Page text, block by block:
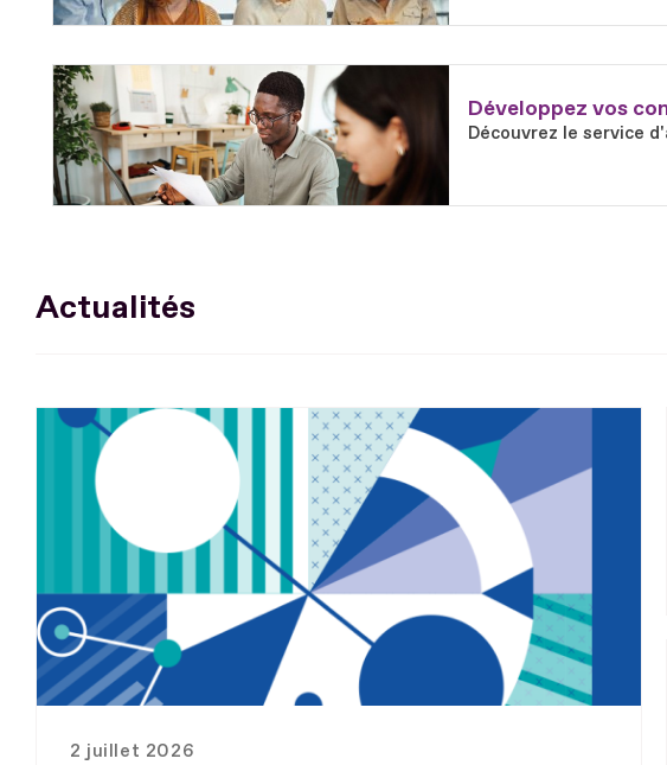
En savoir plus
Développez vos
Découvrez le service
En savoir plus
Fichier
Actualités
2 juillet 2026